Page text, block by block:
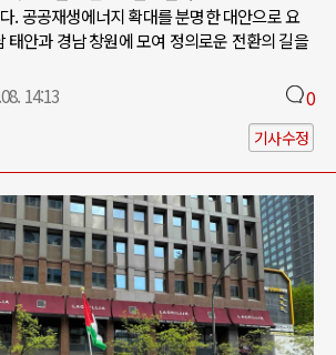
. 공공재생에너지 확대를 분명한 대안으로 요
태안과 경남 창원에 모여 정의로운 전환의 길을
14:13 0
기사수정